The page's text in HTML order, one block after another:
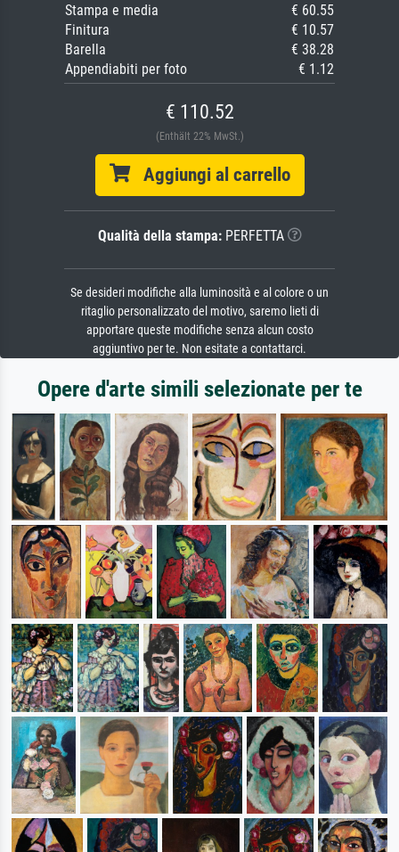
Stampa e media
€ 60.55
Finitura
€ 10.57
Barella
€ 38.28
Appendiabiti per foto
€ 1.12
€ 110.52
(Enthält 22% MwSt.)
Aggiungi al carrello
Qualità della stampa:PERFETTA
Se desideri modifiche alla luminosità e al colore o un
ritaglio personalizzato del motivo, saremo lieti di
apportare queste modifiche senza alcun costo
aggiuntivo per te. Non esitate a contattarci.
Opere d'arte simili selezionate per te